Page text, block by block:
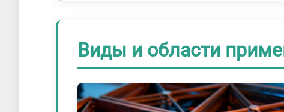
Виды и области